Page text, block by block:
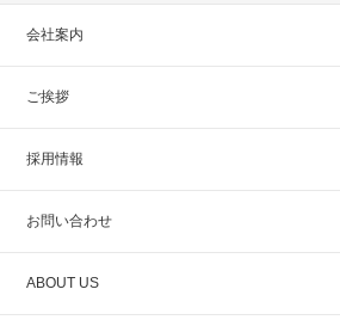
会社案内
ご挨拶
採用情報
お問い合わせ
ABOUT US